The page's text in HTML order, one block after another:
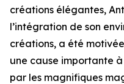
créations élégantes,
l’intégration de son
créations, a été
une cause importante
par les magnifiques